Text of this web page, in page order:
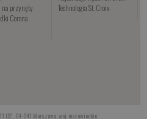
na przynęty
Corona
Technologia St. Croix
U2 , 04-041 Warszawa, woj. mazowieckie